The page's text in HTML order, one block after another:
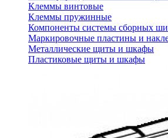
Клеммы винтовые
Клеммы пружинные
Компоненты системы сборных
Маркировочные пластины и
Металлические щиты и шкафы
Пластиковые щиты и шкафы